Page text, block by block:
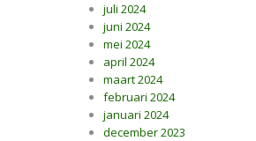
juli 2024
juni 2024
mei 2024
april 2024
maart 2024
februari 2024
januari 2024
december 2023